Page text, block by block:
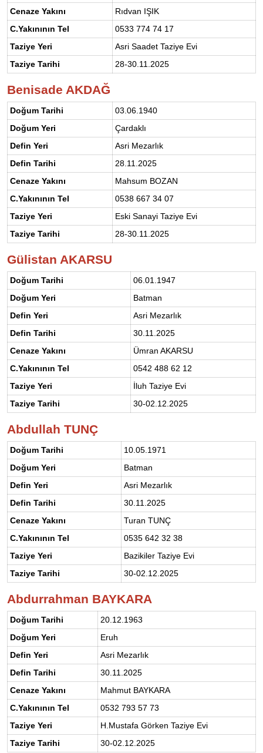
Cenaze Yakını
Rıdvan IŞIK
C.Yakınının Tel
0533 774 74 17
Taziye Yeri
Asri Saadet Taziye Evi
Taziye Tarihi
28-30.11.2025
Benisade AKDAĞ
Doğum Tarihi
03.06.1940
Doğum Yeri
Çardaklı
Defin Yeri
Asri Mezarlık
Defin Tarihi
28.11.2025
Cenaze Yakını
Mahsum BOZAN
C.Yakınının Tel
0538 667 34 07
Taziye Yeri
Eski Sanayi Taziye Evi
Taziye Tarihi
28-30.11.2025
Gülistan AKARSU
Doğum Tarihi
06.01.1947
Doğum Yeri
Batman
Defin Yeri
Asri Mezarlık
Defin Tarihi
30.11.2025
Cenaze Yakını
Ümran AKARSU
C.Yakınının Tel
0542 488 62 12
Taziye Yeri
İluh Taziye Evi
Taziye Tarihi
30-02.12.2025
Abdullah TUNÇ
Doğum Tarihi
10.05.1971
Doğum Yeri
Batman
Defin Yeri
Asri Mezarlık
Defin Tarihi
30.11.2025
Cenaze Yakını
Turan TUNÇ
C.Yakınının Tel
0535 642 32 38
Taziye Yeri
Bazikiler Taziye Evi
Taziye Tarihi
30-02.12.2025
Abdurrahman BAYKARA
Doğum Tarihi
20.12.1963
Doğum Yeri
Eruh
Defin Yeri
Asri Mezarlık
Defin Tarihi
30.11.2025
Cenaze Yakını
Mahmut BAYKARA
C.Yakınının Tel
0532 793 57 73
Taziye Yeri
H.Mustafa Görken Taziye Evi
Taziye Tarihi
30-02.12.2025